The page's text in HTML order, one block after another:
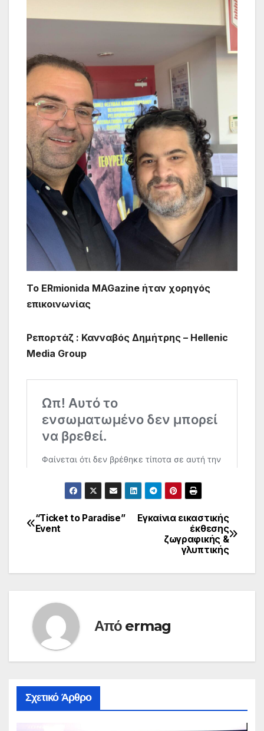
To ERmionida MAGazine ήταν χορηγός
επικοινωνίας
Ρεπορτάζ : Κανναβός Δημήτρης – Hellenic
Media Group
Πλοήγηση
Εγκαίνια εικαστικής
έκθεσης
ζωγραφικής &
γλυπτικής
“Ticket to Paradise”
Event
Από ermag
Σχετικό Άρθρο